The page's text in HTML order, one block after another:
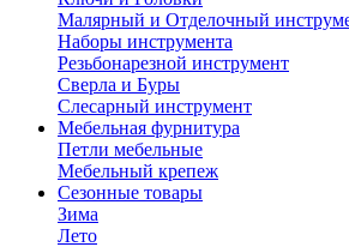
Малярный и Отделочный
Наборы инструмента
Резьбонарезной инструмент
Сверла и Буры
Слесарный инструмент
Мебельная фурнитура
Петли мебельные
Мебельный крепеж
Сезонные товары
Зима
Лето